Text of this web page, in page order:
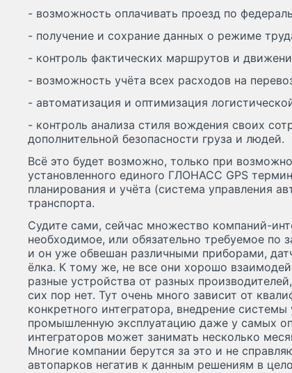
- возможность оплачивать проезд по
- получение и сохрание данных о режиме
- контроль фактических маршрутов и
- возможность учёта всех расходов на
- автоматизация и оптимизация
- контроль анализа стиля вождения своих
дополнительной безопасности груза и людей.
Всё это будет возможно, только при
установленного единого ГЛОНАСС GPS
планирования и учёта (система управления
транспорта.
Судите сами, сейчас множество компаний-
необходимое, или обязательно требуемое по
и он уже обвешан различными приборами,
ёлка. К тому же, не все они хорошо
разные устройства от разных
сих пор нет. Тут очень много зависит от
конкретного интегратора, внедрение
промышленную эксплуатацию даже у самых
интеграторов может занимать несколько
Многие компании берутся за это и не
автопарков негатив к данным решениям в